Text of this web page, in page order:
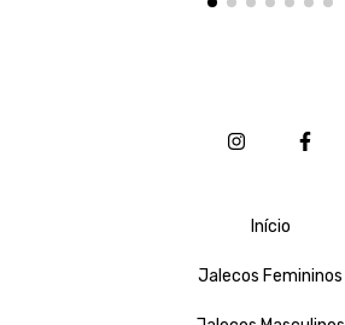
Início
Jalecos Femininos